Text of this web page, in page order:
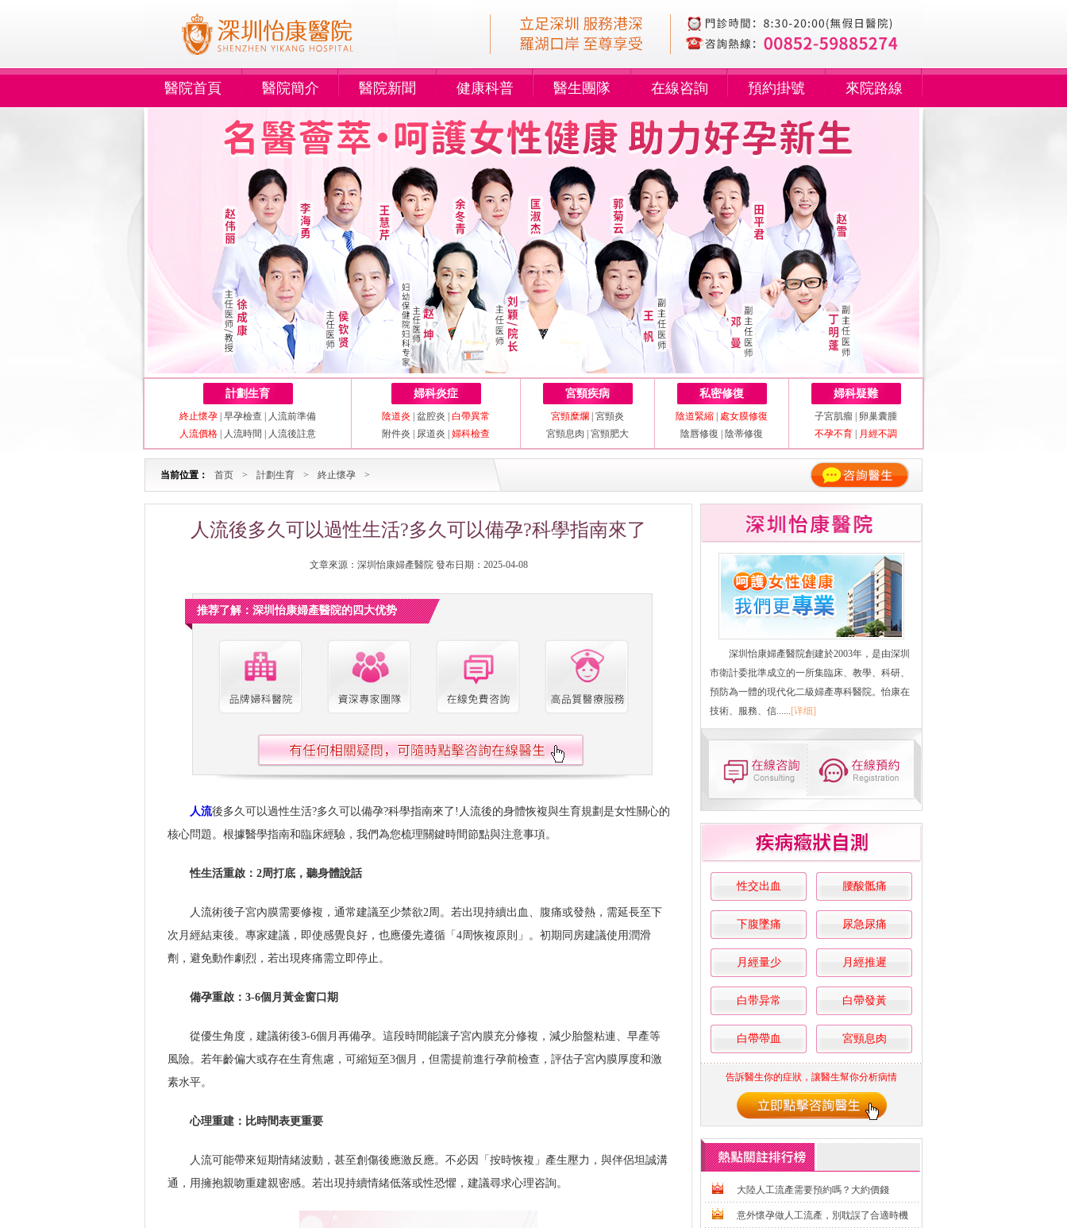
醫院首頁 醫院簡介 醫院新聞 健康科普 醫生團隊 在線咨詢 預約掛號 來院路線
計劃生育
終止懷孕 早孕檢查
人流前準備
人流價格
人流時間 人流後註意
婦科炎症
陰道炎 盆腔炎
白帶異常
附件炎
尿道炎 婦科檢查
宮頸疾病
宮頸糜爛
宮頸炎
宮頸息肉
宮頸肥大
私密修復
陰道緊縮
處女膜修復
陰唇修復
陰蒂修復
婦科疑難
子宮肌瘤
卵巢囊腫
不孕不育
月經不調
当前位置： 首页 > 計劃生育 > 終止懷孕 >
人流後多久可以過性生活?多久可以備孕?科學指南來了
文章來源：深圳怡康婦產醫院 發布日期：2025-04-08
推荐了解：深圳怡康婦產醫院的四大优势
人流後多久可以過性生活?多久可以備孕?科學指南來了!人流後的身體恢複與生育規劃是女性關心的
核心問題。根據醫學指南和臨床經驗，我們為您梳理關鍵時間節點與注意事項。
性生活重啟：2周打底，聽身體說話
人流術後子宮內膜需要修複，通常建議至少禁欲2周。若出現持續出血、腹痛或發熱，需延長至下
次月經結束後。專家建議，即使感覺良好，也應優先遵循「4周恢複原則」。初期同房建議使用潤滑
劑，避免動作劇烈，若出現疼痛需立即停止。
備孕重啟：3-6個月黃金窗口期
從優生角度，建議術後3-6個月再備孕。這段時間能讓子宮內膜充分修複，減少胎盤粘連、早產等
風險。若年齡偏大或存在生育焦慮，可縮短至3個月，但需提前進行孕前檢查，評估子宮內膜厚度和激
素水平。
心理重建：比時間表更重要
人流可能帶來短期情緒波動，甚至創傷後應激反應。不必因「按時恢複」產生壓力，與伴侶坦誠溝
通，用擁抱親吻重建親密感。若出現持續情緒低落或性恐懼，建議尋求心理咨詢。
深圳怡康婦產醫院創建於2003年，是由深圳
市衛計委批準成立的一所集臨床、教學、科研、
預防為一體的現代化二級婦產專科醫院。怡康在
技術、服務、信...... [详细]
性交出血 腰酸骶痛
下腹墜痛 尿急尿痛
月經量少 月經推遲
白带异常 白帶發黃
白帶帶血 宮頸息肉
告訴醫生你的症狀，讓醫生幫你分析病情
大陸人工流產需要預約嗎？大約價錢
意外懷孕做人工流產，別耽誤了合適時機